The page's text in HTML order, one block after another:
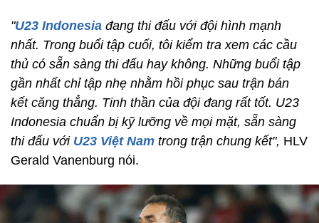
"U23 Indonesia đang thi đấu với đội hình mạnh
nhất. Trong buổi tập cuối, tôi kiểm tra xem các cầu
thủ có sẵn sàng thi đấu hay không. Những buổi tập
gần nhất chỉ tập nhẹ nhằm hồi phục sau trận bán
kết căng thẳng. Tinh thần của đội đang rất tốt. U23
Indonesia chuẩn bị kỹ lưỡng về mọi mặt, sẵn sàng
thi đấu với U23 Việt Nam trong trận chung kết", HLV
Gerald Vanenburg nói.